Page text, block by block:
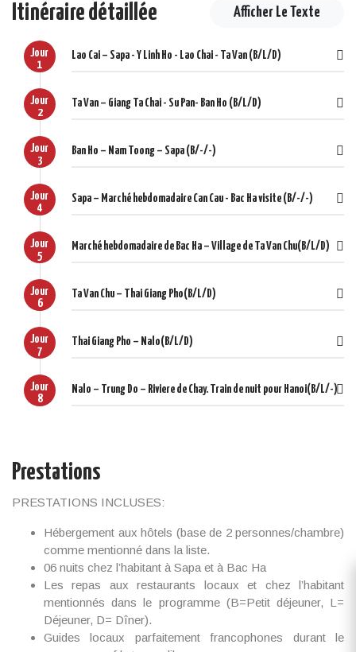
Itinéraire détaillée Afficher Le Texte
Jour
1
Lao Cai – Sapa - Y Linh Ho - Lao Chai - Ta Van (B/L/D)
Jour
2
Ta Van – Giang Ta Chai - Su Pan- Ban Ho (B/L/D)
Jour
3
Ban Ho – Nam Toong – Sapa (B/-/-)
Jour
4
Sapa – Marché hebdomadaire Can Cau - Bac Ha visite (B/-/-)
Jour
5
Marché hebdomadaire de Bac Ha – Village de Ta Van Chu(B/L/D)
Jour
6
Ta Van Chu – Thai Giang Pho(B/L/D)
Jour
7
Thai Giang Pho – Nalo(B/L/D)
Jour
8
Nalo – Trung Do – Riviere de Chay. Train de nuit pour Hanoi(B/L/-)
Prestations
PRESTATIONS INCLUSES:
Hébergement aux hôtels (base de 2 personnes/chambre)
comme mentionné dans la liste.
06 nuits chez l’habitant à Sapa et à Bac Ha
Les repas aux restaurants locaux et chez l’habitant
mentionnés dans le programme (B=Petit déjeuner, L=
Déjeuner, D= Dîner).
Guides locaux parfaitement francophones durant le